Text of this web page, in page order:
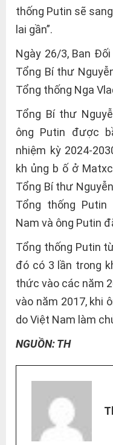
thống Putin sẽ
lai gần”.
Ngày 26/3, Ban
Tổng Bí thư
Tổng thống Nga
Tổng Bí thư
ông Putin được
nhiệm kỳ 2024-
kh ủng b ố ở
Tổng Bí thư
Tổng thống
Nam và ông Putin
Tổng thống Putin
đó có 3 lần trong
thức vào các năm
vào năm 2017, khi
do Việt Nam làm
NGUỒN: TH